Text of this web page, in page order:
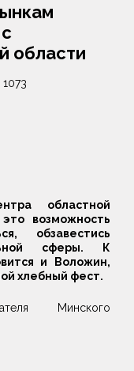
области
1073
областной
возможность
обзавестись
сферы. К
и Воложин,
хлебный фест.
Минского